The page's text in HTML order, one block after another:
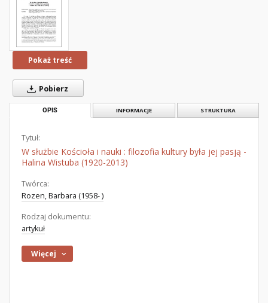
Pokaż treść
Pobierz
OPIS INFORMACJE STRUKTURA
Tytuł:
W służbie Kościoła i nauki : filozofia kultury była jej pasją -
Halina Wistuba (1920-2013)
Twórca:
Rozen, Barbara (1958- )
Rodzaj dokumentu:
artykuł
Więcej